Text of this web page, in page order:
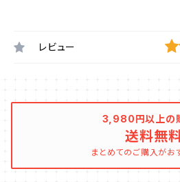
レビュー
3,980円以上の
送料無
まとめてのご購入がお